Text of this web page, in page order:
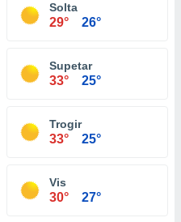
Solta
29° 26°
Supetar
33° 25°
Trogir
33° 25°
Vis
30° 27°